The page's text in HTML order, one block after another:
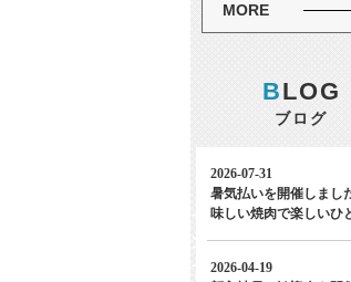
MORE
BLOG
ブログ
イ
ン